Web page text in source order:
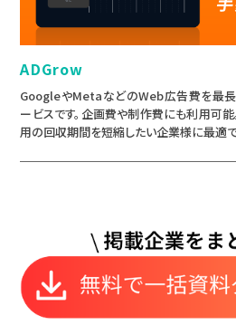
ADGrow
GoogleやMetaなどのWeb広告費を最
ービスです。企画費や制作費にも利用可
用の回収期間を短縮したい企業様に最適で